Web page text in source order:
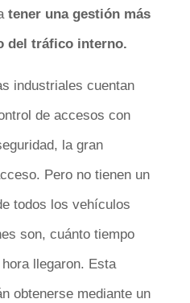
tener una gestión más
del tráfico interno.
industriales cuentan
de accesos con
la gran
Pero no tienen un
todos los vehículos
son, cuánto tiempo
llegaron. Esta
obtenerse mediante un